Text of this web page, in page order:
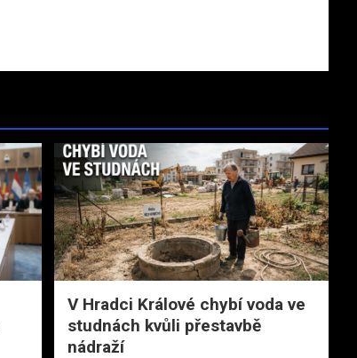
V Hradci Králové chybí voda ve
studnách kvůli přestavbě
nádraží